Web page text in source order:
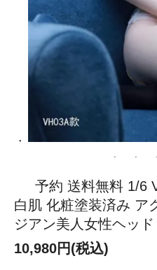
予約 送料無料 1/6
白肌 化粧塗装済み ア
ジアン美人女性ヘッド
10,980円(税込)